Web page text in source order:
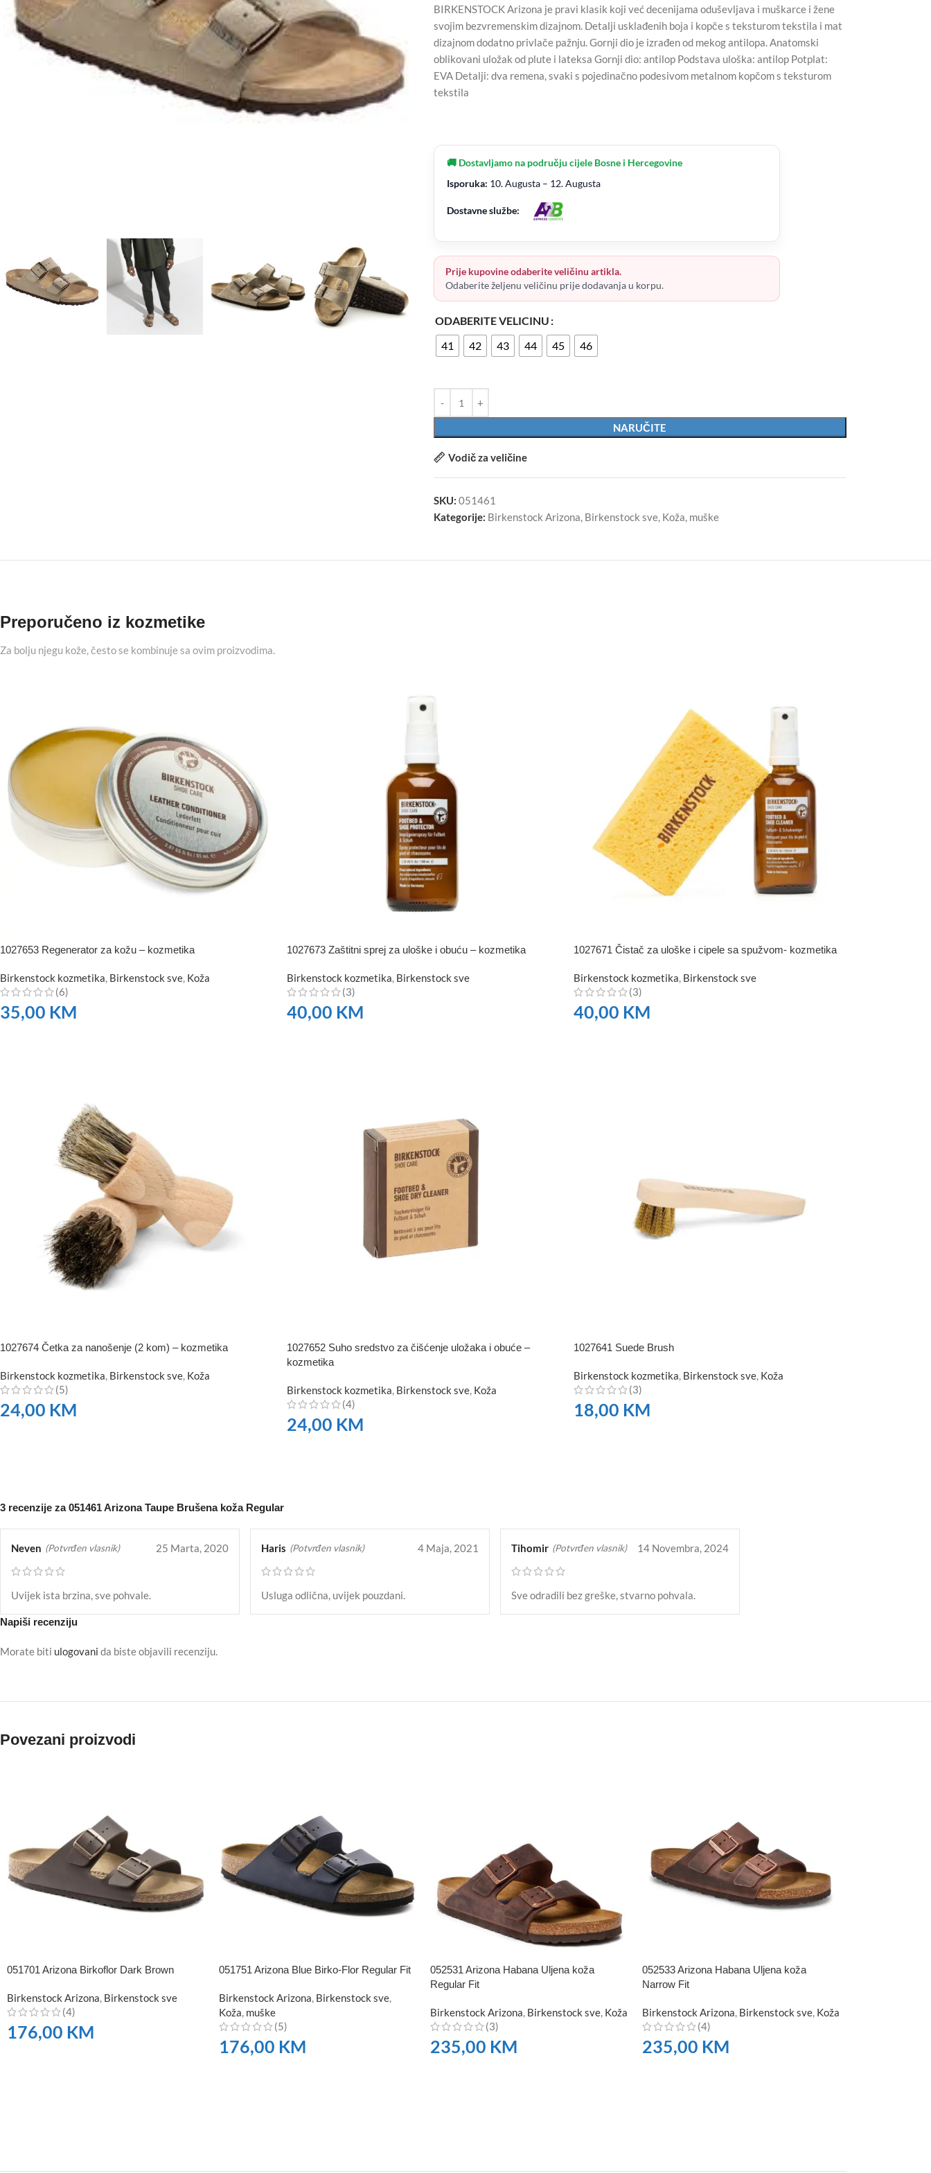
BIRKENSTOCK Arizona je pravi klasik koji već decenijama oduševljava i muškarce i žene
svojim bezvremenskim dizajnom. Detalji usklađenih boja i kopče s teksturom tekstila i mat
dizajnom dodatno privlače pažnju. Gornji dio je izrađen od mekog antilopa. Anatomski
oblikovani uložak od plute i lateksa Gornji dio: antilop Podstava uloška: antilop Potplat:
EVA Detalji: dva remena, svaki s pojedinačno podesivom metalnom kopčom s teksturom
tekstila
🚚 Dostavljamo na području cijele Bosne i Hercegovine
Isporuka: 10. Augusta – 12. Augusta
Dostavne službe:
Prije kupovine odaberite veličinu artikla.
Odaberite željenu veličinu prije dodavanja u korpu.
ODABERITE VELICINU
41
42 43 44 45 46
NARUČITE
Vodič za veličine
SKU: 051461
Kategorije: Birkenstock Arizona, Birkenstock sve, Koža, muške
Preporučeno iz kozmetike
Za bolju njegu kože, često se kombinuje sa ovim proizvodima.
1027653 Regenerator za kožu – kozmetika
Birkenstock kozmetika, Birkenstock sve, Koža
(6)
35,00 KM
1027673 Zaštitni sprej za uloške i obuću – kozmetika
Birkenstock kozmetika, Birkenstock sve
(3)
40,00 KM
1027671 Čistač za uloške i cipele sa spužvom- kozmetika
Birkenstock kozmetika, Birkenstock sve
(3)
40,00 KM
1027674 Četka za nanošenje (2 kom) – kozmetika
Birkenstock kozmetika, Birkenstock sve, Koža
(5)
24,00 KM
1027652 Suho sredstvo za čišćenje uložaka i obuće –
kozmetika
Birkenstock kozmetika, Birkenstock sve, Koža
(4)
24,00 KM
1027641 Suede Brush
Birkenstock kozmetika, Birkenstock sve, Koža
(3)
18,00 KM
3 recenzije za051461 Arizona Taupe Brušena koža Regular
Neven (Potvrđen vlasnik) 25 Marta, 2020
Uvijek ista brzina, sve pohvale.
Haris (Potvrđen vlasnik) 4 Maja, 2021
Usluga odlična, uvijek pouzdani.
Tihomir (Potvrđen vlasnik) 14 Novembra, 2024
Sve odradili bez greške, stvarno pohvala.
Napiši recenziju
Morate biti ulogovani da biste objavili recenziju.
Povezani proizvodi
051701 Arizona Birkoflor Dark Brown
Birkenstock Arizona, Birkenstock sve
(4)
176,00 KM
051751 Arizona Blue Birko-Flor Regular Fit
Birkenstock Arizona, Birkenstock sve,
Koža, muške
(5)
176,00 KM
052531 Arizona Habana Uljena koža
Regular Fit
Birkenstock Arizona, Birkenstock sve, Koža
(3)
235,00 KM
052533 Arizona Habana Uljena koža
Narrow Fit
Birkenstock Arizona, Birkenstock sve, Koža
(4)
235,00 KM